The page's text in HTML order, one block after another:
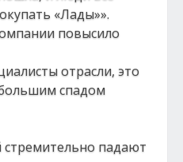
«Лады»».
повысило
отрасли, это
спадом
падают